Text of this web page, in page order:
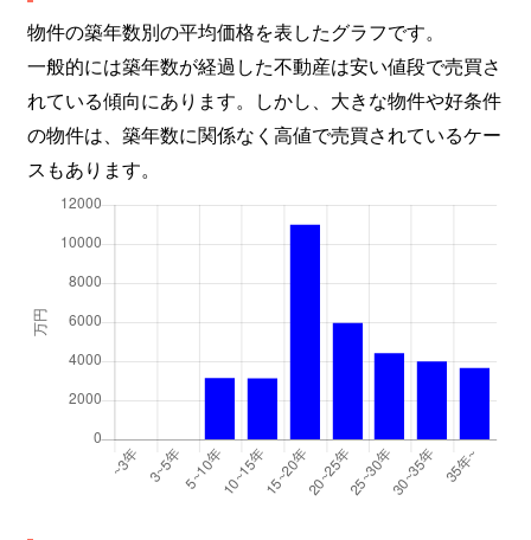
物件の築年数別の平均価格を表したグラフです。
一般的には築年数が経過した不動産は安い値段で売買さ
れている傾向にあります。しかし、大きな物件や好条件
の物件は、築年数に関係なく高値で売買されているケー
スもあります。